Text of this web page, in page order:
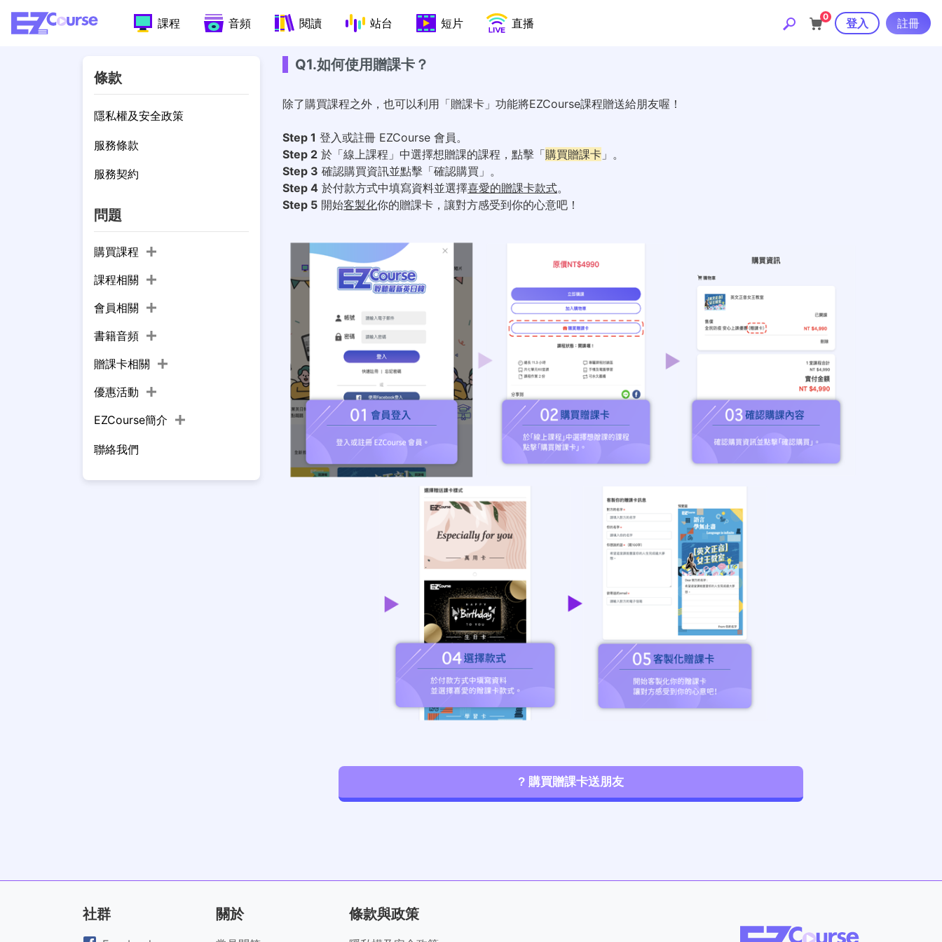
課程 音頻 閱讀 站台 短片 直播 0 登入 註冊
條款
隱私權及安全政策
服務條款
服務契約
問題
購買課程
課程相關
會員相關
書籍音頻
贈課卡相關
優惠活動
EZCourse簡介
聯絡我們
Q1.如何使用贈課卡？
除了購買課程之外，也可以利用「贈課卡」功能將EZCourse課程贈送給朋友喔！
Step 1 登入或註冊 EZCourse 會員。
Step 2 於「線上課程」中選擇想贈課的課程，點擊「購買贈課卡 」。
Step 3 確認購買資訊並點擊「確認購買」。
Step 4 於付款方式中填寫資料並選擇喜愛的贈課卡款式。
Step 5 開始客製化你的贈課卡，讓對方感受到你的心意吧！
? 購買贈課卡送朋友
社群 關於 條款與政策